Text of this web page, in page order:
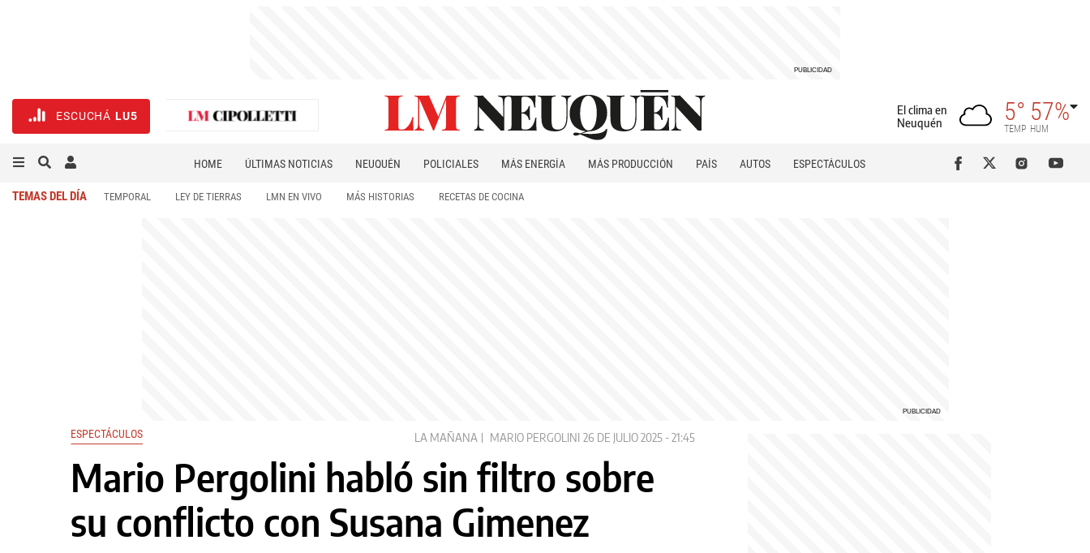
ESCUCHÁ LU5
El clima en
Neuquén
5°
TEMP
57%
HUM
HOME ÚLTIMAS NOTICIAS NEUQUÉN POLICIALES MÁS ENERGÍA MÁS PRODUCCIÓN PAÍS AUTOS
ESPECTÁCULOS
TEMAS DEL DÍA TEMPORAL LEY DE TIERRAS LMN EN VIVO MÁS HISTORIAS RECETAS DE COCINA
ESPECTÁCULOS LA MAÑANA MARIO PERGOLINI 26 DE JULIO 2025 - 21:45
Mario Pergolini habló sin filtro sobre
su conflicto con Susana Gimenez